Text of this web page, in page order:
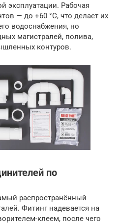
эксплуатации. Рабочая
— до +60 °C, что делает их
водоснабжения, но
магистралей, полива,
контуров.
по
распространённый
Фитинг надевается на
клеем, после чего